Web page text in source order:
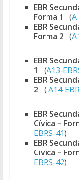
EBR
Forma 1
(
EBR
Forma 2(
EBR
1
(A13-
EBR
2 ( A14-
EBR
Cívica –
EBRS-41)
EBR
Cívica –
EBRS-42)